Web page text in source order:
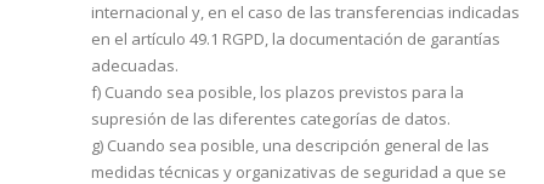
internacional y, en el caso de las transferencias indicadas
en el artículo 49.1 RGPD, la documentación de garantías
adecuadas.
f) Cuando sea posible, los plazos previstos para la
supresión de las diferentes categorías de datos.
g) Cuando sea posible, una descripción general de las
medidas técnicas y organizativas de seguridad a que se